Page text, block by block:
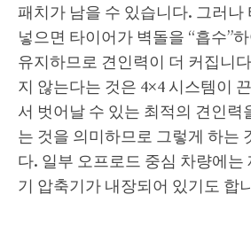
패치가 남을 수 있습니다. 그러나
넣으면 타이어가 벽돌을 “흡수”
유지하므로 견인력이 더 커집니
지 않는다는 것은 4×4 시스템이
서 벗어날 수 있는 최적의 견인력
는 것을 의미하므로 그렇게 하는
다. 일부 오프로드 중심 차량에는
기 압축기가 내장되어 있기도 합